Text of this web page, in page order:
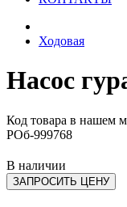
Ходовая
Насос
Код товара в нашем
РОб-999768
В наличии
ЗАПРОСИТЬ ЦЕНУ